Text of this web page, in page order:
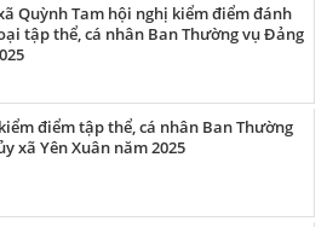
Quỳnh Tam hội nghị kiểm điểm đánh
tập thể, cá nhân Ban Thường vụ Đảng
điểm tập thể, cá nhân Ban Thường
xã Yên Xuân năm 2025